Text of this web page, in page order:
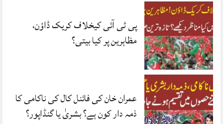
پی ٹی آئی کیخلاف کریک ڈاؤن،
مظاہرین پر کیا بیتی؟
عمران خان کی فائنل کال کی ناکامی کا
ذمہ دار کون ہے؟ بشریٰ یا گنڈاپور؟